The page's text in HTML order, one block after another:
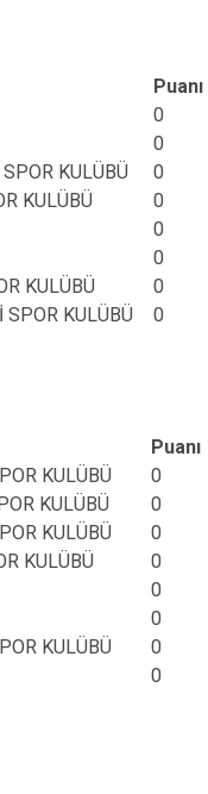
Puanı
0
0
KULÜBÜ
0
KULÜBÜ
0
0
0
KULÜBÜ
0
SPOR KULÜBÜ 0
Puanı
KULÜBÜ
0
KULÜBÜ
0
KULÜBÜ
0
KULÜBÜ
0
0
0
KULÜBÜ
0
0